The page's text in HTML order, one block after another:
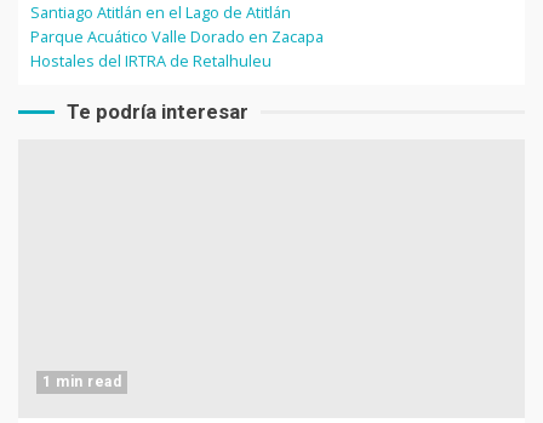
Santiago Atitlán en el Lago de Atitlán
Parque Acuático Valle Dorado en Zacapa
Hostales del IRTRA de Retalhuleu
Te podría interesar
1 min read